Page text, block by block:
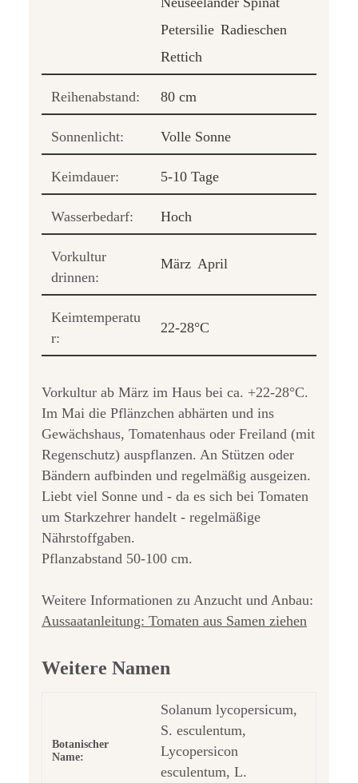
Petersilie Radieschen
Rettich
Reihenabstand: 80 cm
Sonnenlicht: Volle Sonne
Keimdauer: 5-10 Tage
Wasserbedarf: Hoch
Vorkultur
drinnen:
März April
Keimtemperatu
r:
22-28°C
Vorkultur ab März im Haus bei ca. +22-28°C.
Im Mai die Pflänzchen abhärten und ins
Gewächshaus, Tomatenhaus oder Freiland (mit
Regenschutz) auspflanzen. An Stützen oder
Bändern aufbinden und regelmäßig ausgeizen.
Liebt viel Sonne und - da es sich bei Tomaten
um Starkzehrer handelt - regelmäßige
Nährstoffgaben.
Pflanzabstand 50-100 cm.
Weitere Informationen zu Anzucht und Anbau:
Aussaatanleitung: Tomaten aus Samen ziehen
Weitere Namen
Botanischer
Name:
Solanum lycopersicum,
S. esculentum,
Lycopersicon
esculentum, L.